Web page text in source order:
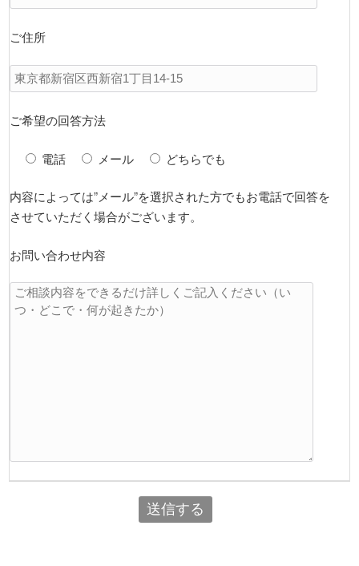
ご住所
ご希望の回答方法
電話 メール どちらでも
内容によっては”メール”を選択された方でもお電話で回答を
させていただく場合がございます。
お問い合わせ内容